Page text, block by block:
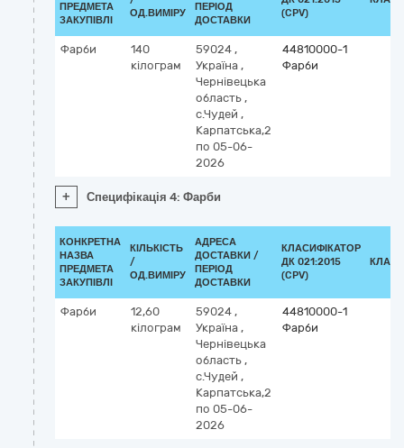
ПРЕДМЕТА
ЗАКУПІВЛІ
ОД.ВИМІРУ
ПЕРІОД
ДОСТАВКИ
(CPV)
Фарби
140
кілограм
59024 ,
Україна ,
Чернівецька
область ,
с.Чудей ,
Карпатська,2
по 05-06-
2026
44810000-1
Фарби
+ Специфікація 4: Фарби
КОНКРЕТНА
НАЗВА
ПРЕДМЕТА
ЗАКУПІВЛІ
КІЛЬКІСТЬ
/
ОД.ВИМІРУ
АДРЕСА
ДОСТАВКИ /
ПЕРІОД
ДОСТАВКИ
КЛАСИФІКАТОР
ДК 021:2015
(CPV)
Фарби
12,60
кілограм
59024 ,
Україна ,
Чернівецька
область ,
с.Чудей ,
Карпатська,2
по 05-06-
2026
44810000-1
Фарби